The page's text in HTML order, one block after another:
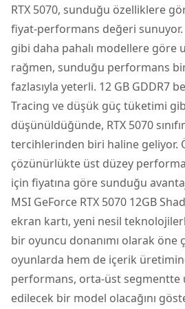
RTX 5070, sunduğu özelliklere
fiyat-performans değeri sunuyor.
gibi daha pahalı modellere göre
rağmen, sunduğu performans
fazlasıyla yeterli. 12 GB GDDR7
Tracing ve düşük güç tüketimi
düşünüldüğünde, RTX 5070
tercihlerinden biri haline geliyor.
çözünürlükte üst düzey
için fiyatına göre sunduğu
MSI GeForce RTX 5070 12GB
ekran kartı, yeni nesil
bir oyuncu donanımı olarak öne
oyunlarda hem de içerik
performans, orta-üst segmentte
edilecek bir model olacağını